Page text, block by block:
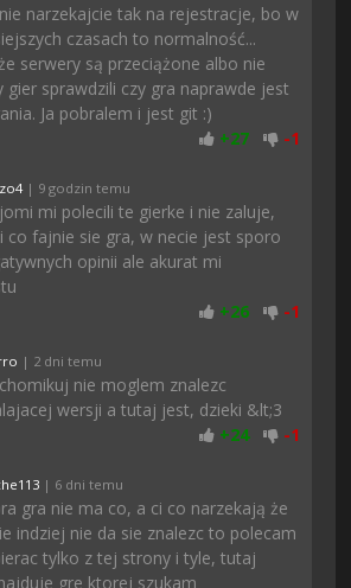
nie narzekajcie tak na rejestracje, bo w
czasach to normalność...
serwery są przeciążone albo nie
gier sprawdzili czy gra naprawde jest
Ja pobralem i jest git :)
+27 -1
| 9 godzin temu
mi polecili te gierke i nie zaluje,
co fajnie sie gra, w necie jest sporo
opinii ale akurat mi
+26 -1
| 2 dni temu
nie moglem znalezc
wersji a tutaj jest, dzieki &lt;3
+24 -1
| 6 dni temu
gra nie ma co, a ci co narzekają że
indziej nie da sie znalezc to polecam
tylko z tej strony i tyle, tutaj
gre ktorej szukam